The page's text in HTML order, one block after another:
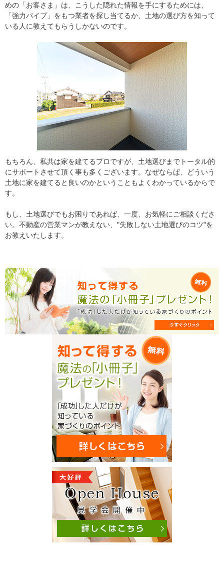
めの「お客さま」は、こうした隠れた情報を手にするためには、
「強力パイプ」をもつ業者を探し当てるか、土地の選び方を知って
いる人に教えてもらうしかないのです。
もちろん、私共は家を建てるプロですが、土地選びまでトータル的
にサポートさせて頂く事も多くございます。なぜならば、どういう
土地に家を建てると良いのかということもよくわかっているからで
す。
もし、土地選びでもお困りであれば、一度、お気軽にご相談くださ
い。不動産の営業マンが教えない、"失敗しない土地選びのコツ"を
お教えいたします。